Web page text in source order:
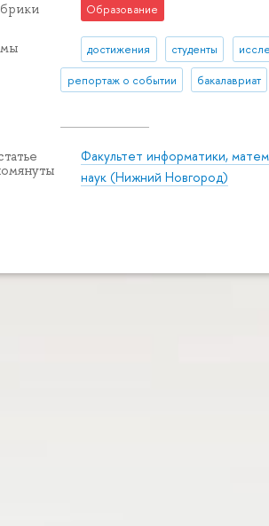
Образование
достижения студенты
репортаж о событии бакалавриат
Факультет информатики,
наук (Нижний Новгород)